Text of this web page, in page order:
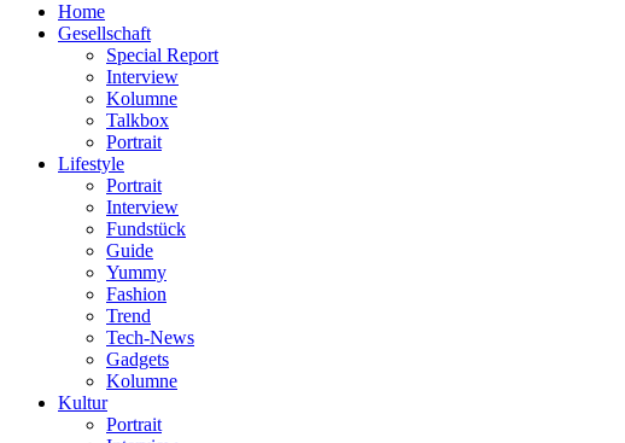
Home
Gesellschaft
Special Report
Interview
Kolumne
Talkbox
Portrait
Lifestyle
Portrait
Interview
Fundstück
Guide
Yummy
Fashion
Trend
Tech-News
Gadgets
Kolumne
Kultur
Portrait